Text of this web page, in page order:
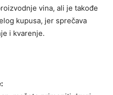
vina, ali je takođe
kupusa, jer sprečava
i kvarenje.